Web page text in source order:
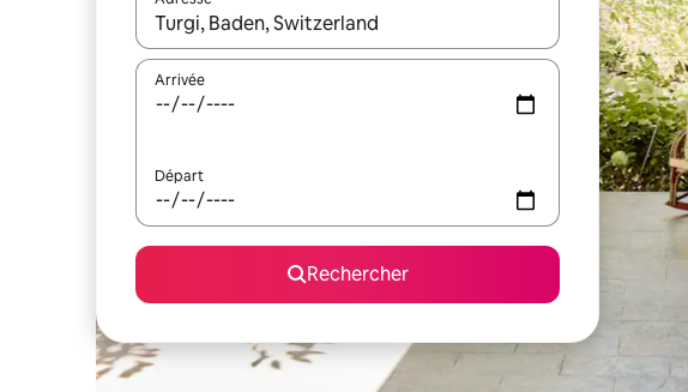
Lorsque les résultats s'affichent, utilisez les flèches vers le haut et
Arrivée
Départ
Rechercher